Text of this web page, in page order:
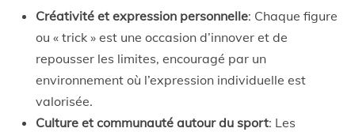
Créativité et expression personnelle: Chaque figure
ou « trick » est une occasion d’innover et de
repousser les limites, encouragé par un
environnement où l’expression individuelle est
valorisée.
Culture et communauté autour du sport: Les